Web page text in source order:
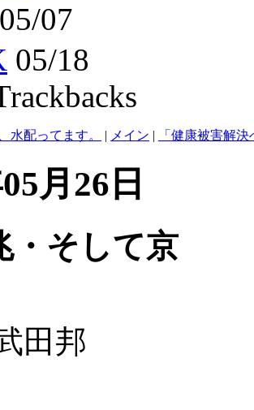
05/07
05/18
水配ってます。 | メイン | 「健康被害解
月26日
・そして京
田邦